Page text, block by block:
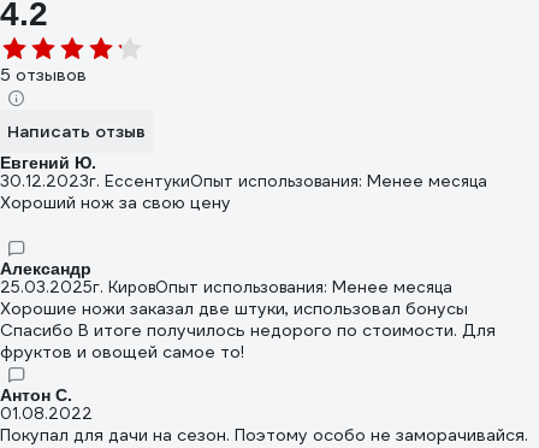
4.2
5 отзывов
Написать отзыв
Евгений Ю.
30.12.2023г. ЕссентукиОпыт использования: Менее месяца
Хороший нож за свою цену
Александр
25.03.2025г. КировОпыт использования: Менее месяца
Хорошие ножи заказал две штуки, использовал бонусы
Спасибо В итоге получилось недорого по стоимости. Для
фруктов и овощей самое то!
Антон С.
01.08.2022
Покупал для дачи на сезон. Поэтому особо не заморачивайся.